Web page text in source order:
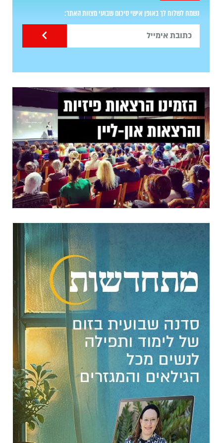
נשמח לשלוח לך באופן אישי סיכום שבועי מצוות האתר: